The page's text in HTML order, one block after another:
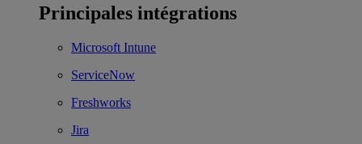
Principales intégrations
Microsoft Intune
ServiceNow
Freshworks
Jira